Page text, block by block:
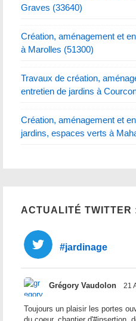
Graves (33640)
Création, aménagement et
à Marolles (51300)
Travaux de création,
entretien de jardins à
Création, aménagement et
jardins, espaces verts à
ACTUALITÉ TWITTER
#jardinage
Grégory Vaudolon 21
Toujours un plaisir les portes